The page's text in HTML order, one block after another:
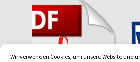
Wir verwenden Cookies, um unsere Website und